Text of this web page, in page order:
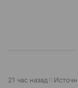
21 час назад